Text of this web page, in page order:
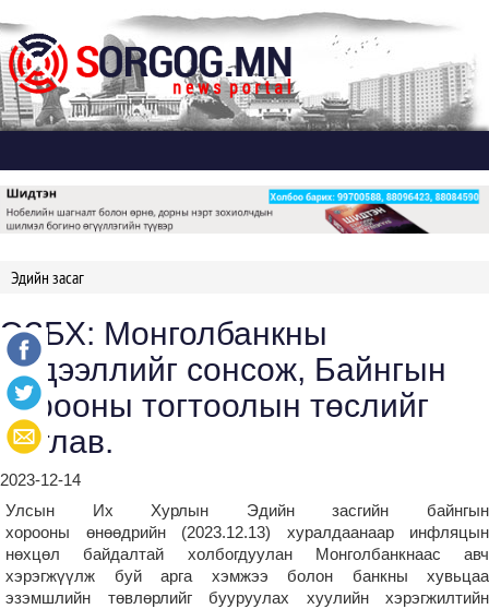
Эдийн засаг
ЭЗБХ: Монголбанкны
мэдээллийг сонсож, Байнгын
хорооны тогтоолын төслийг
батлав.
2023-12-14
Улсын Их Хурлын Эдийн засгийн байнгын
хорооны өнөөдрийн (2023.12.13) хуралдаанаар инфляцын
нөхцөл байдалтай холбогдуулан Монголбанкнаас авч
хэрэгжүүлж буй арга хэмжээ болон банкны хувьцаа
эзэмшлийн төвлөрлийг бууруулах хуулийн хэрэгжилтийн